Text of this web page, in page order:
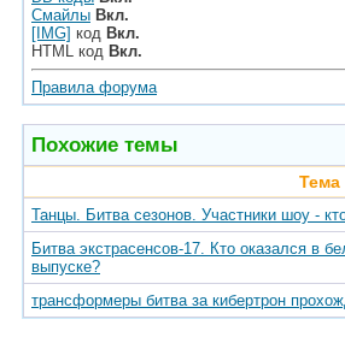
Смайлы Вкл.
[IMG] код Вкл.
HTML код Вкл.
Правила форума
Похожие темы
Тема
Танцы. Битва сезонов. Участники шоу -
Битва экстрасенсов-17. Кто оказался в
выпуске?
трансформеры битва за кибертрон